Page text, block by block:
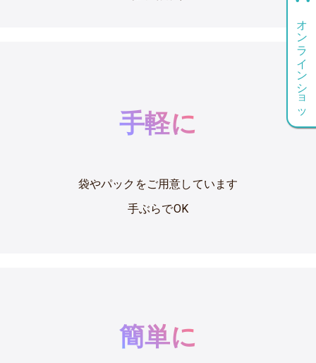
手軽に
袋やパックをご用意しています
手ぶらでOK
簡単に
オ
ン
ラ
イ
ン
シ
ョ
ッ